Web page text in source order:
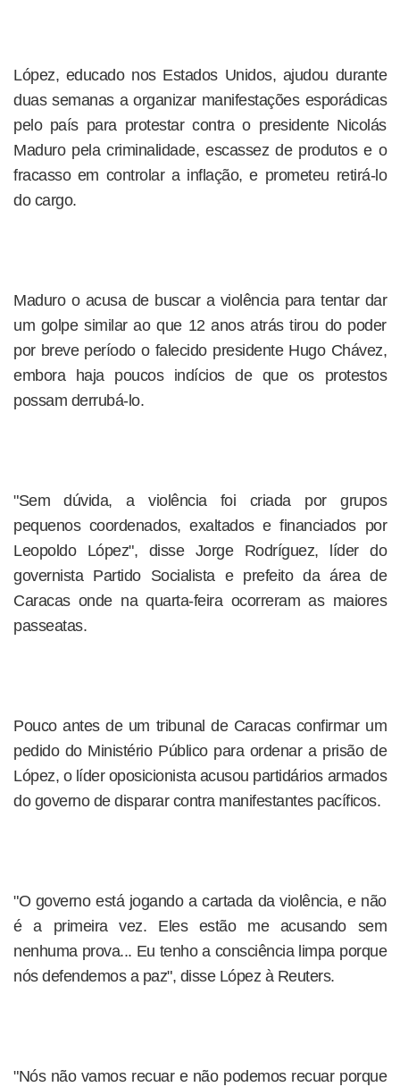
López, educado nos Estados Unidos, ajudou durante
duas semanas a organizar manifestações esporádicas
pelo país para protestar contra o presidente Nicolás
Maduro pela criminalidade, escassez de produtos e o
fracasso em controlar a inflação, e prometeu retirá-lo
do cargo.
Maduro o acusa de buscar a violência para tentar dar
um golpe similar ao que 12 anos atrás tirou do poder
por breve período o falecido presidente Hugo Chávez,
embora haja poucos indícios de que os protestos
possam derrubá-lo.
"Sem dúvida, a violência foi criada por grupos
pequenos coordenados, exaltados e financiados por
Leopoldo López", disse Jorge Rodríguez, líder do
governista Partido Socialista e prefeito da área de
Caracas onde na quarta-feira ocorreram as maiores
passeatas.
Pouco antes de um tribunal de Caracas confirmar um
pedido do Ministério Público para ordenar a prisão de
López, o líder oposicionista acusou partidários armados
do governo de disparar contra manifestantes pacíficos.
"O governo está jogando a cartada da violência, e não
é a primeira vez. Eles estão me acusando sem
nenhuma prova... Eu tenho a consciência limpa porque
nós defendemos a paz", disse López à Reuters.
"Nós não vamos recuar e não podemos recuar porque